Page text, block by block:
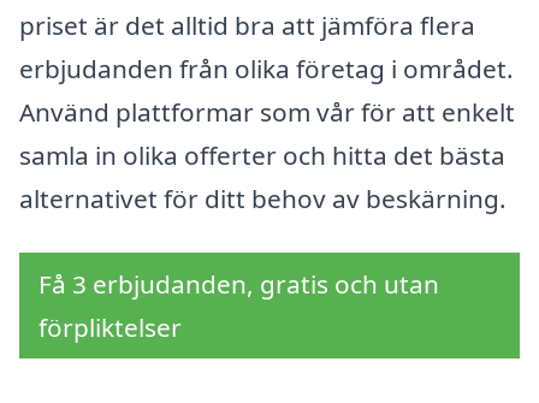
priset är det alltid bra att jämföra flera
erbjudanden från olika företag i området.
Använd plattformar som vår för att enkelt
samla in olika offerter och hitta det bästa
alternativet för ditt behov av beskärning.
Få 3 erbjudanden, gratis och utan
förpliktelser